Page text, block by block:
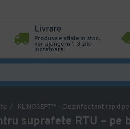
Livrare
Produsele aflate in stoc,
vor ajunge in 1-3 zile
lucratoare
KLINOSEPT™ – Dezinfectant rapid
suprafete RTU – pe